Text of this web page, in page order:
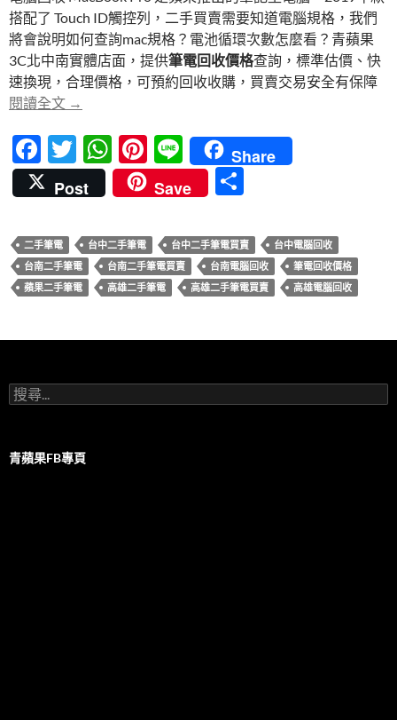
b
o
o
k
er s
A
p
p
es
t
搭配了 Touch ID觸控列，二手買賣需要知道電腦規格，我們
將會說明如何查詢mac規格？電池循環次數怎麼看？青蘋果
3C北中南實體店面，提供筆電回收價格查詢，標準估價、快
速換現，合理價格，可預約回收收購，買賣交易安全有保障
閱讀全文 【電腦回收】MacBook Pro 13吋 筆電回收值多少錢
→
F
ac
e
b
o
o
T
w
itt
er
W
h
at
s
A
p
Pi
nt
er
es
t
Li
n
e
Share
Post
Save
二手筆電 台中二手筆電 台中二手筆電買賣
台中電腦回收
台南二手筆電
台南二手筆電買賣 台南電腦回收
筆電回收價格
蘋果二手筆電
高雄二手筆電 高雄二手筆電買賣 高雄電腦回收
搜
尋
字:
青蘋果FB專頁